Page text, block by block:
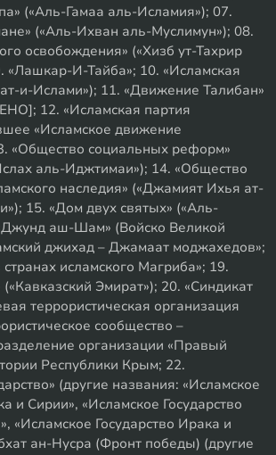
(«Аль-Гамаа аль-Исламия»); 07.
(«Аль-Ихван аль-Муслимун»); 08.
освобождения» («Хизб ут-Тахрир
«Лашкар-И-Тайба»; 10. «Исламская
и-Ислами»); 11. «Движение Талибан»
12. «Исламская партия
«Исламское движение
«Общество социальных реформ»
аль-Иджтимаи»); 14. «Общество
наследия» («Джамият Ихья ат-
15. «Дом двух святых» («Аль-
аш-Шам» (Войско Великой
джихад – Джамаат моджахедов»;
исламского Магриба»; 19.
Эмират»); 20. «Синдикат
террористическая организация
сообщество –
организации «Правый
Республики Крым; 22.
(другие названия: «Исламское
и Сирии», «Исламское Государство
«Исламское Государство Ирака и
ан-Нусра (Фронт победы) (другие